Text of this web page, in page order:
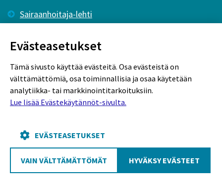
Sairaanhoitaja-lehti
Evästekäytännöt
Poutapilvi web design
Evästeasetukset
Tämä sivusto käyttää evästeitä. Osa evästeistä on
välttämättömiä, osa toiminnallisia ja osaa käytetään
analytiikka- tai markkinointitarkoituksiin.
Lue lisää Evästekäytännöt-sivulta.
EVÄSTEASETUKSET
VAIN VÄLTTÄMÄTTÖMÄT HYVÄKSY EVÄSTEET